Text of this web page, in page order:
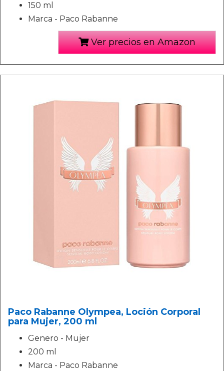
150 ml
Marca - Paco Rabanne
Ver precios en Amazon
Paco Rabanne Olympea, Loción Corporal
para Mujer, 200 ml
Genero - Mujer
200 ml
Marca - Paco Rabanne